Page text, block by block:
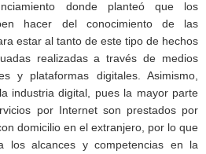
donde planteó que los
hacer del conocimiento de las
estar al tanto de este tipo de hechos
realizadas a través de medios
y plataformas digitales. Asimismo,
industria digital, pues la mayor parte
por Internet son prestados por
domicilio en el extranjero, por lo que
los alcances y competencias en la